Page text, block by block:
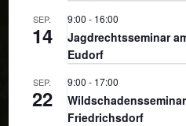
SEP.
14
9:00 - 16:00
Jagdrechtsseminar
Eudorf
SEP.
22
9:00 - 17:00
Friedrichsdorf